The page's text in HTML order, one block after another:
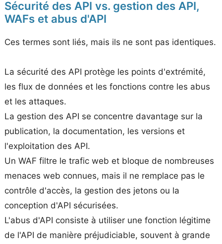
Sécurité des API vs. gestion des API,
WAFs et abus d'API
Ces termes sont liés, mais ils ne sont pas identiques.
La sécurité des API protège les points d'extrémité,
les flux de données et les fonctions contre les abus
et les attaques.
La gestion des API se concentre davantage sur la
publication, la documentation, les versions et
l'exploitation des API.
Un WAF filtre le trafic web et bloque de nombreuses
menaces web connues, mais il ne remplace pas le
contrôle d'accès, la gestion des jetons ou la
conception d'API sécurisées.
L'abus d'API consiste à utiliser une fonction légitime
de l'API de manière préjudiciable, souvent à grande